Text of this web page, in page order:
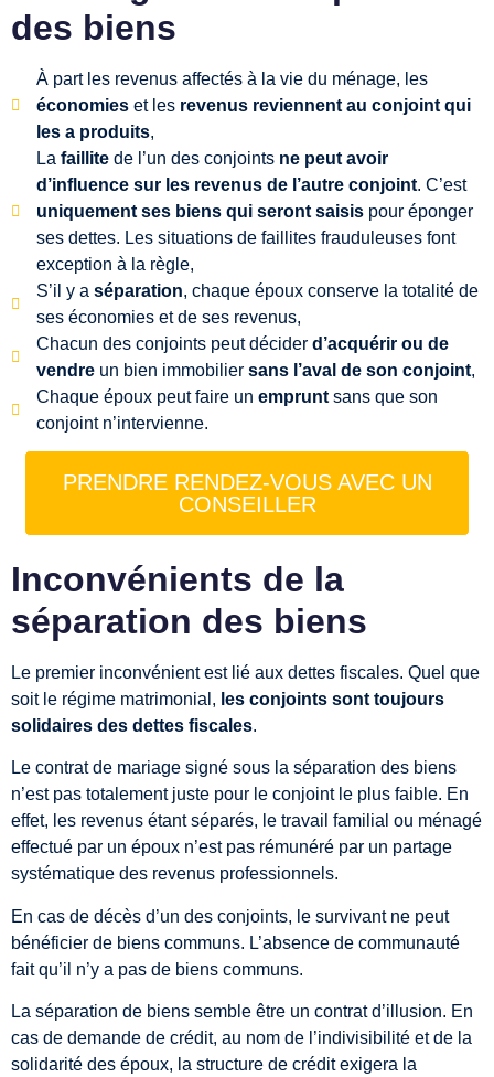
des biens
À part les revenus affectés à la vie du ménage, les
économieset les revenus reviennent au conjoint qui
les a produits,
La faillitede l’un des conjoints ne peut avoir
d’influence sur les revenus de l’autre conjoint. C’est
uniquement ses biens qui seront saisispour éponger
ses dettes. Les situations de faillites frauduleuses font
exception à la règle,
S’il y a séparation, chaque époux conserve la totalité de
ses économies et de ses revenus,
Chacun des conjoints peut décider d’acquérir ou de
vendre un bien immobilier sans l’aval de son conjoint,
Chaque époux peut faire un empruntsans que son
conjoint n’intervienne.
PRENDRE RENDEZ-VOUS AVEC UN
CONSEILLER
Inconvénients de la
séparation des biens
Le premier inconvénient est lié aux dettes fiscales. Quel que
soit le régime matrimonial, les conjoints sont toujours
solidaires des dettes fiscales.
Le contrat de mariage signé sous la séparation des biens
n’est pas totalement juste pour le conjoint le plus faible. En
effet, les revenus étant séparés, le travail familial ou ménagé
effectué par un époux n’est pas rémunéré par un partage
systématique des revenus professionnels.
En cas de décès d’un des conjoints, le survivant ne peut
bénéficier de biens communs. L’absence de communauté
fait qu’il n’y a pas de biens communs.
La séparation de biens semble être un contrat d’illusion. En
cas de demande de crédit, au nom de l’indivisibilité et de la
solidarité des époux, la structure de crédit exigera la